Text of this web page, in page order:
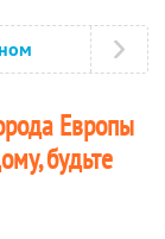
Европы
будьте